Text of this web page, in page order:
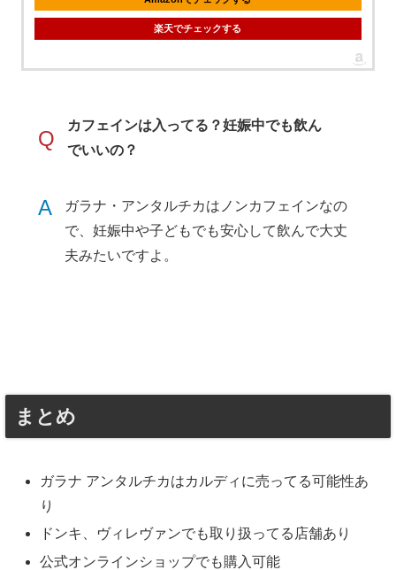
楽天でチェックする
Q
カフェインは入ってる？妊娠中でも飲ん
でいいの？
A
ガラナ・アンタルチカはノンカフェインなの
で、妊娠中や子どもでも安心して飲んで大丈
夫みたいですよ。
まとめ
ガラナ アンタルチカはカルディに売ってる可能性あ
り
ドンキ、ヴィレヴァンでも取り扱ってる店舗あり
公式オンラインショップでも購入可能